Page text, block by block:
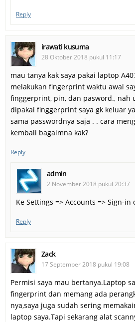
Reply
irawati kusuma
28 Oktober 2018 pukul 11:17
mau tanya kak saya pakai laptop
melakukan fingerprint waktu awal
finggerprint, pin, dan pasword., nah
dipakai finggerprint saya gk keluar
sama passwordnya saja . . cara
kembali bagaimna kak?
Reply
admin
2 November 2018 pukul 20:37
Ke Settings => Accounts => Sign-
Reply
Zack
17 September 2018 pukul 19:08
Permisi saya mau bertanya.Laptop
fingerprint dan memang ada
nya,saya juga sudah sering
laptop saya.Tapi sekarang alat